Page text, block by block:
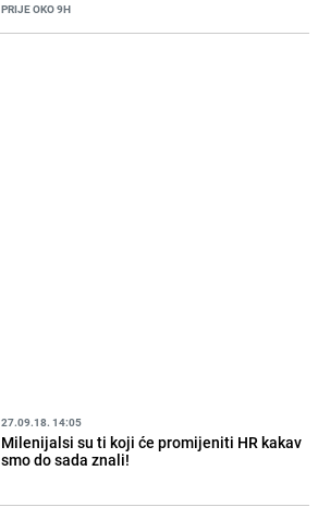
PRIJE OKO 9H
27.09.18. 14:05
Milenijalsi su ti koji će promijeniti HR kakav
smo do sada znali!